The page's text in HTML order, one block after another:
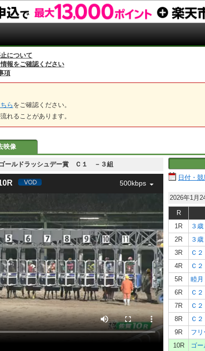
について
報をご確認ください
項
ちら をご確認ください。
れることがあります。
映像
ールドラッシュデー賞 Ｃ１ －３組
500kbps
日付・
2026年1月
R
1R
３
2R
３
3R
Ｃ
4R
Ｃ
5R
睦
6R
Ｃ
7R
Ｃ
8R
Ｃ
9R
フ
10R
ゴ